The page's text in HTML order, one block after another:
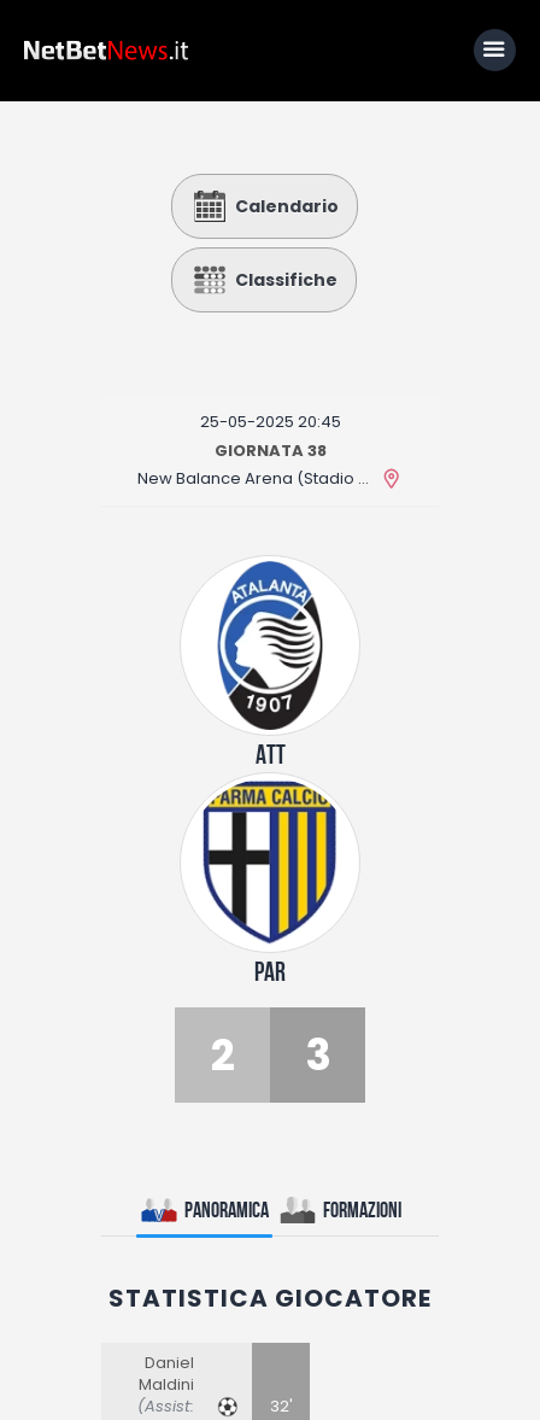
Calcio
Basket
Fantacalcio
I consigli di Giulia
Calendario
Classifiche
25-05-2025 20:45
GIORNATA 38
New Balance Arena (Stadio Atleti Azzurri d'Italia)
ATT
PAR
2 3
Panoramica Formazioni
STATISTICA GIOCATORE
Daniel
Maldini
(Assist:
32'